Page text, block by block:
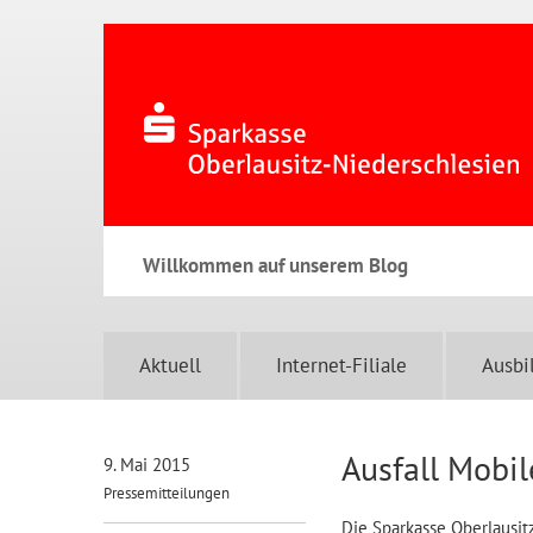
Willkommen auf unserem Blog
Aktuell Internet-Filiale
9. Mai 2015
Pressemitteilungen
Ausfall
Die Sparkasse